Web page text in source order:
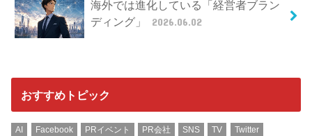
海外では進化している「経営者ブラン
ディング」
2026.06.02
おすすめトピック
AI Facebook PRイベント PR会社 SNS TV
Twitter